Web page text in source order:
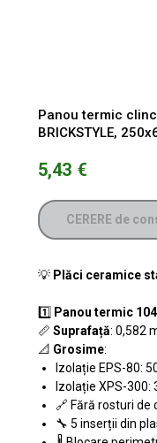
Panou termic
BRICKSTYLE,
5,43 €
CERERE de
💡 Plăci ceramice
1️⃣ Panou termic
📏 Suprafață: 0,582
📐 Grosime:
Izolație EPS-80:
Izolație XPS-
🔗 Fără rosturi de
🔧 5 inserții din